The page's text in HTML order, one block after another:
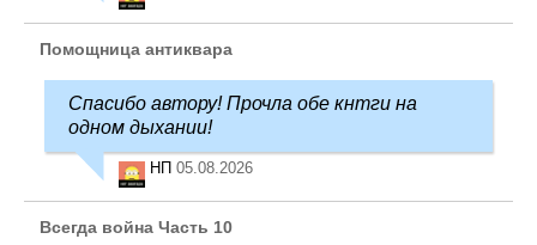
Помощница антиквара
Спасибо автору! Прочла обе кнтги на
одном дыхании!
НП 05.08.2026
Всегда война Часть 10